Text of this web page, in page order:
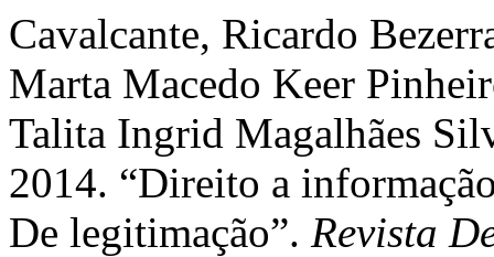
Cavalcante, Ricardo
Marta Macedo Keer
Talita Ingrid Magalhães
2014. “Direito a
De legitimação”. Revista